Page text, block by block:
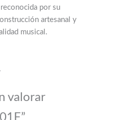
por su
artesanal y
musical.
valorar